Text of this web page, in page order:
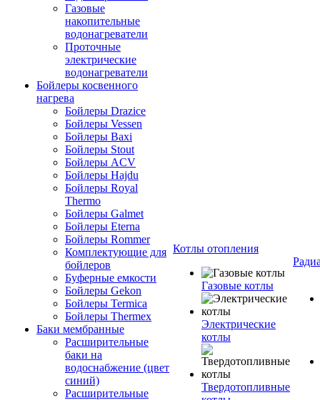
Газовые
накопительные
водонагреватели
Проточные
электрические
водонагреватели
Бойлеры косвенного
нагрева
Бойлеры Drazice
Бойлеры Vessen
Бойлеры Baxi
Бойлеры Stout
Бойлеры ACV
Бойлеры Hajdu
Бойлеры Royal
Thermo
Бойлеры Galmet
Бойлеры Eterna
Бойлеры Rommer
Комплектующие для
бойлеров
Буферные емкости
Бойлеры Gekon
Бойлеры Termica
Бойлеры Thermex
Баки мембранные
Расширительные
баки на
водоснабжение (цвет
синий)
Расширительные
Котлы отопления
Газовые котлы
Электрические
котлы
Твердотопливные